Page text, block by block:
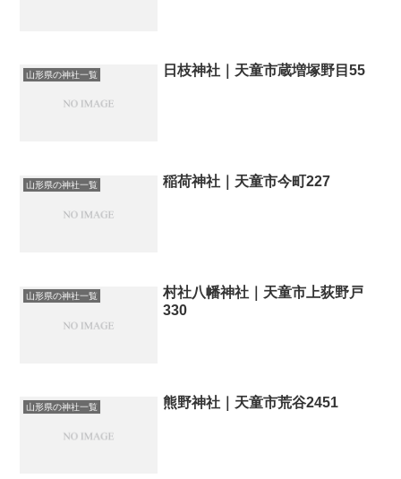
山形県の神社一覧 日枝神社｜天童市蔵増塚野目55
山形県の神社一覧 稲荷神社｜天童市今町227
山形県の神社一覧
村社八幡神社｜天童市上荻野戸
330
山形県の神社一覧 熊野神社｜天童市荒谷2451